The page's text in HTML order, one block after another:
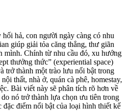
hả, con người ngày càng có nhu
giúp giải tỏa căng thẳng, thư giãn
mình. Chính từ nhu cầu đó, xu hướng
thưởng thức” (experiential space)
trở thành một trào lưu nổi bật trong
thất, nhà ở, quán cà phê, homestay,
Bài viết này sẽ phân tích rõ hơn về
nó trở thành lựa chọn ưu tiên trong
điểm nổi bật của loại hình thiết kế